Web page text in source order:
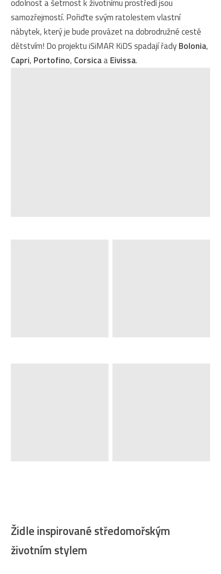
odolnost a šetrnost k životnímu prostředí jsou
samozřejmostí. Pořiďte svým ratolestem vlastní
nábytek, který je bude provázet na dobrodružné cestě
dětstvím! Do projektu iSiMAR KiDS spadají řadyBolonia,
Capri, Portofino, CorsicaaEivissa.
Židle inspirované středomořským
životním stylem